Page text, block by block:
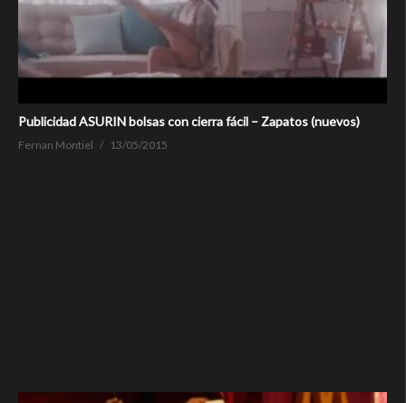
Publicidad ASURIN bolsas con cierra fácil – Zapatos (nuevos)
Fernan Montiel 13/05/2015